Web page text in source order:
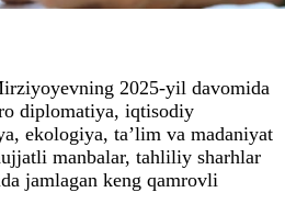
2025-yil davomida
diplomatiya, iqtisodiy
ekologiya, ta’lim va madaniyat
manbalar, tahliliy sharhlar
jamlagan keng qamrovli